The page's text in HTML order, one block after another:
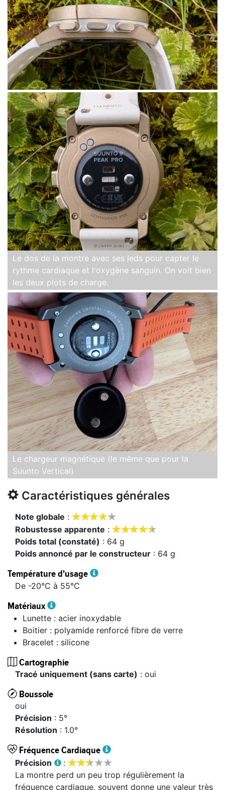
Le dos de la montre avec ses leds pour capter le
rythme cardiaque et l'oxygène sanguin. On voit bien
les deux plots de charge.
Le chargeur magnétique (le même que pour la
Suunto Vertical)
Caractéristiques générales
Note globale : 

Robustesse apparente : 

Poids total (constaté) : 64 g
Poids annoncé par le constructeur : 64 g
Température d'usage
De -20°C à 55°C
Matériaux
Lunette : acier inoxydable
Boitier : polyamide renforcé fibre de verre
Bracelet : silicone
Cartographie
tracé uniquement (sans carte) : oui
Boussole
oui
précision : 5°
résolution : 1.0°
Fréquence Cardiaque
précision : 

La montre perd un peu trop régulièrement la
fréquence cardiaque, souvent donne une valeur très